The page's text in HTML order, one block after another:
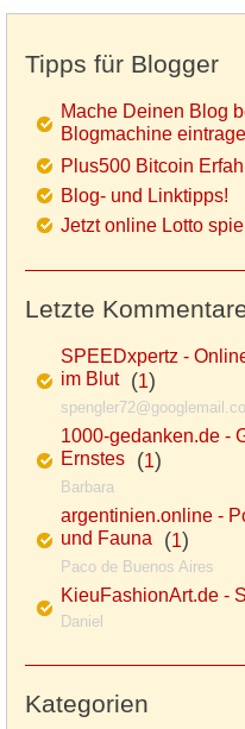
Tipps für Blogger
Mache Deinen Blog
Blogmachine
Plus500 Bitcoin
Blog- und Linktipps!
Jetzt online Lotto
Letzte
SPEEDxpertz -
im Blut(1)
1000-gedanken.de -
Ernstes (1)
Barbara
argentinien.online -
und Fauna (1)
Paco de Buenos Aires
KieuFashionArt.de -
Daniel
Kategorien